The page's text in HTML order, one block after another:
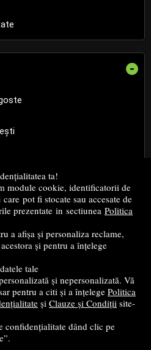
ta!
module cookie, identificatorii de
pot fi stocate sau accesate de
prezentate in sectiunea Politica
a afișa și personaliza reclame,
și pentru a înțelege
tale
și nepersonalizată. Vă
pentru a citi și a înțelege Politica
și Clauze și Condiții site-
confidențialitate dând clic pe
-
Grup DZC SRL
creat de Vital Soft
in 0.0877 sec